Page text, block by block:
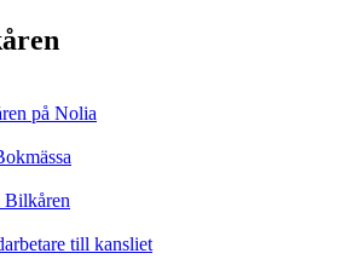
på Nolia
Bilkåren
till kansliet